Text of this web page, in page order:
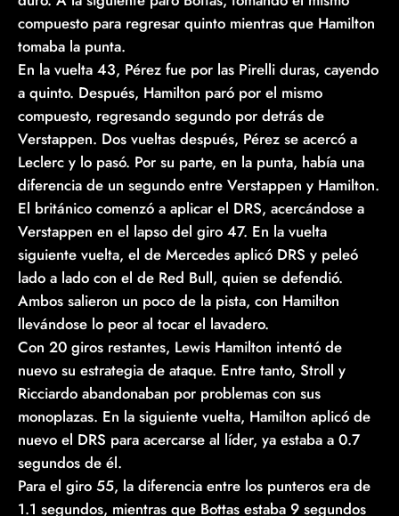
compuesto para regresar quinto mientras que Hamilton
tomaba la punta.
En la vuelta 43, Pérez fue por las Pirelli duras, cayendo
a quinto. Después, Hamilton paró por el mismo
compuesto, regresando segundo por detrás de
Verstappen. Dos vueltas después, Pérez se acercó a
Leclerc y lo pasó. Por su parte, en la punta, había una
diferencia de un segundo entre Verstappen y Hamilton.
El británico comenzó a aplicar el DRS, acercándose a
Verstappen en el lapso del giro 47. En la vuelta
siguiente vuelta, el de Mercedes aplicó DRS y peleó
lado a lado con el de Red Bull, quien se defendió.
Ambos salieron un poco de la pista, con Hamilton
llevándose lo peor al tocar el lavadero.
Con 20 giros restantes, Lewis Hamilton intentó de
nuevo su estrategia de ataque. Entre tanto, Stroll y
Ricciardo abandonaban por problemas con sus
monoplazas. En la siguiente vuelta, Hamilton aplicó de
nuevo el DRS para acercarse al líder, ya estaba a 0.7
segundos de él.
Para el giro 55, la diferencia entre los punteros era de
1.1 segundos, mientras que Bottas estaba 9 segundos